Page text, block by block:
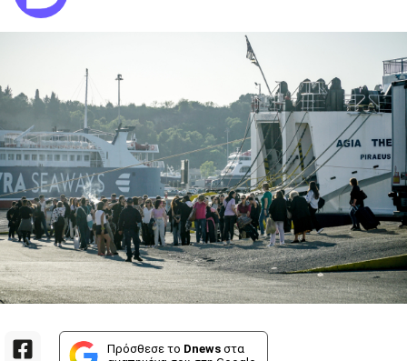
Πρόσθεσε το Dnews στα